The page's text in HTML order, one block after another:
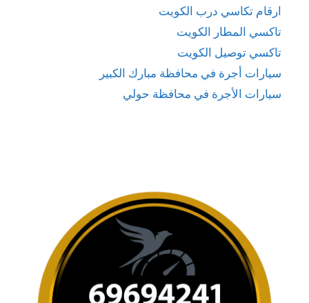
ارقام تكاسي درب الكويت
تاكسي المطار الكويت
تاكسي توصيل الكويت
سيارات أجرة في محافظة مبارك الكبير
سيارات الأجرة في محافظة حولي